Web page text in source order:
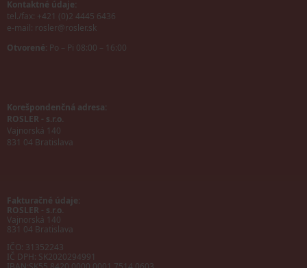
Kontaktné údaje:
tel./fax: +421 (0)2 4445 6436
e-mail: rosler@rosler.sk
Otvorené: Po – Pi 08:00 – 16:00
Korešpondenčná adresa:
ROSLER - s.r.o.
Vajnorská 140
831 04 Bratislava
Fakturačné údaje:
ROSLER - s.r.o.
Vajnorská 140
831 04 Bratislava
IČO: 31352243
IČ DPH: SK2020294991